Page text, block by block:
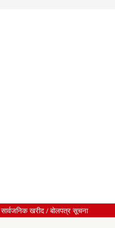
सार्वजनिक खरीद / बोलपत्र सूचना